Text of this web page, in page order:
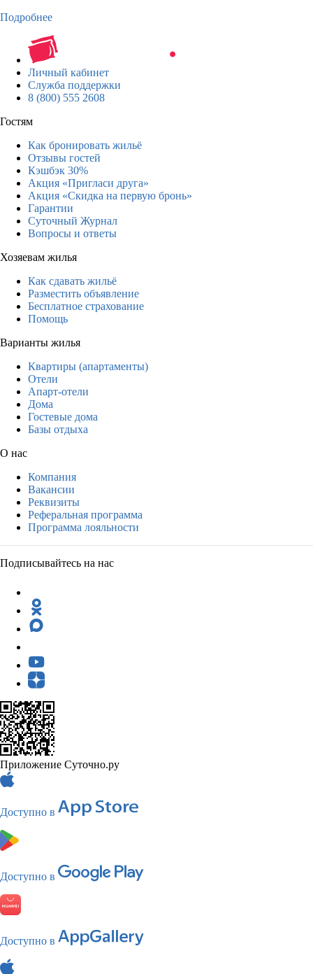
Подробнее
Личный кабинет
Служба поддержки
8 (800) 555 2608
Гостям
Как бронировать жильё
Отзывы гостей
Кэшбэк 30%
Акция «Пригласи друга»
Акция «Скидка на первую бронь»
Гарантии
Суточный Журнал
Вопросы и ответы
Хозяевам жилья
Как сдавать жильё
Разместить объявление
Бесплатное страхование
Помощь
Варианты жилья
Квартиры (апартаменты)
Отели
Апарт-отели
Дома
Гостевые дома
Базы отдыха
О нас
Компания
Вакансии
Реквизиты
Реферальная программа
Программа лояльности
Подписывайтесь на нас
Приложение Суточно.ру
Доступно в
Доступно в
Доступно в